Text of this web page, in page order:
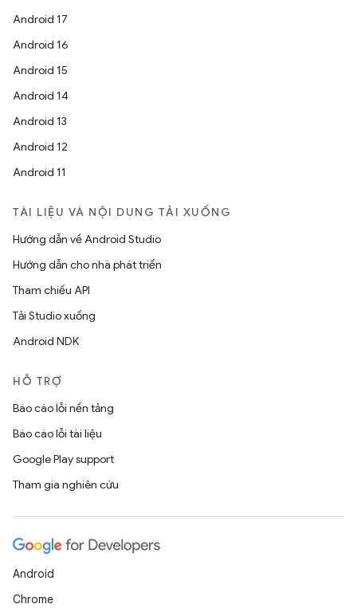
Android 17
Android 16
Android 15
Android 14
Android 13
Android 12
Android 11
TÀI LIỆU VÀ NỘI DUNG TẢI XUỐNG
Hướng dẫn về Android Studio
Hướng dẫn cho nhà phát triển
Tham chiếu API
Tải Studio xuống
Android NDK
HỖ TRỢ
Báo cáo lỗi nền tảng
Báo cáo lỗi tài liệu
Google Play support
Tham gia nghiên cứu
Android
Chrome